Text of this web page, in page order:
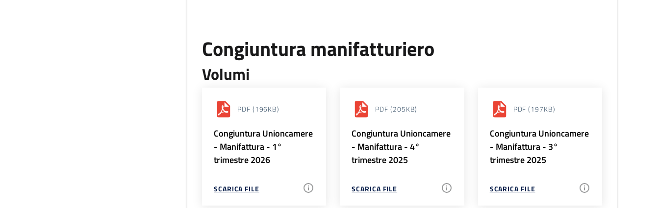
Congiuntura manifatturiero
Volumi
PDF (196KB)
Congiuntura Unioncamere
- Manifattura - 1°
trimestre 2026
SCARICA FILE
PDF (205KB)
Congiuntura Unioncamere
- Manifattura - 4°
trimestre 2025
SCARICA FILE
PDF (197KB)
Congiuntura Unioncamere
- Manifattura - 3°
trimestre 2025
SCARICA FILE